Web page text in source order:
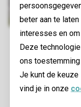
beter aan te
interesses en
Deze
ons
Je kunt de
vind je in onze